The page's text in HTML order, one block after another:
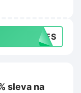
SHES
sleva na